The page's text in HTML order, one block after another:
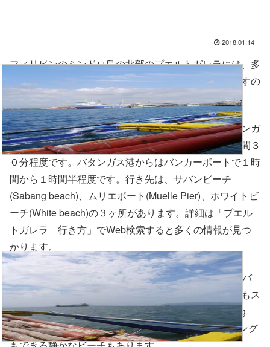
2018.01.14
フィリピンのミンドロ島の北部のプエルトガレラには、多
くのビーチがあります。非常に美しいビーチがありますの
でご紹介したいと思います。
マニラからプエルトガレラへの行き方は、バスでバタンガ
ス港まで行きます。道路事情により約２時間から２時間３
０分程度です。バタンガス港からはバンカーボートで１時
間から１時間半程度です。行き先は、サバンビーチ
(Sabang beach)、ムリエポート(Muelle Pier)、ホワイトビ
ーチ(White beach)の３ヶ所があります。詳細は「プエル
トガレラ 行き方」でWeb検索すると多くの情報が見つ
かります。
サバンビーチ(Sabang beach)は、多くのレストランやバ
ーがある賑やかな街ですが、物価が少し高めでビーチもス
イミング向きではありません。サバンビーチ（Sabang
beach）のすぐ隣接には複数のビーチがあり、スイミング